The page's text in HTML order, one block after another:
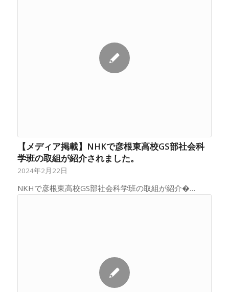
【メディア掲載】NHKで彦根東高校GS部社会科
学班の取組が紹介されました。
2024年2月22日
NKHで彦根東高校GS部社会科学班の取組が紹介�…